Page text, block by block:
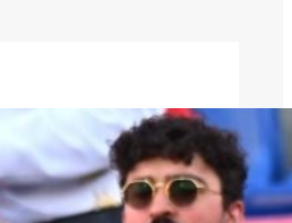
a Genova:
bastoni nei vicoli prima